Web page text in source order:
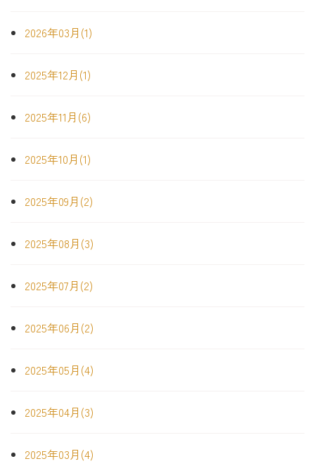
2026年03月(1)
2025年12月(1)
2025年11月(6)
2025年10月(1)
2025年09月(2)
2025年08月(3)
2025年07月(2)
2025年06月(2)
2025年05月(4)
2025年04月(3)
2025年03月(4)